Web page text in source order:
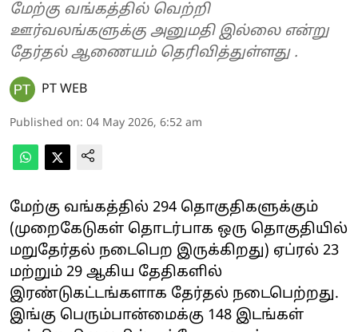
மேற்கு வங்கத்தில் வெற்றி
ஊர்வலங்களுக்கு அனுமதி இல்லை என்று
தேர்தல் ஆணையம் தெரிவித்துள்ளது .
PT WEB
Published on: 04 May 2026, 6:52 am
மேற்கு வங்கத்தில் 294 தொகுதிகளுக்கும்
(முறைகேடுகள் தொடர்பாக ஒரு தொகுதியில்
மறுதேர்தல் நடைபெற இருக்கிறது) ஏப்ரல் 23
மற்றும் 29 ஆகிய தேதிகளில்
இரண்டுகட்டங்களாக தேர்தல் நடைபெற்றது.
இங்கு பெரும்பான்மைக்கு 148 இடங்கள்